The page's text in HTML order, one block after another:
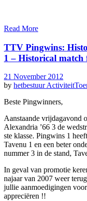
Read More
TTV Pingwins:
1 – Historical match
21 November 2012
by hetbestuurActiviteit
Beste Pingwinners,
Aanstaande vrijdagavond
Alexandria ’66 3 de
ste klasse. Pingwins 1
Tavenu 1 en een beter
nummer 3 in de stand,
In geval van promotie
najaar van 2007 weer
jullie aanmoedigingen
appreciëren !!